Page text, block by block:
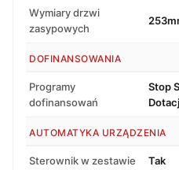
Wymiary drzwi
zasypowych
DOFINANSOWANIA
Programy
dofinansowań
Stop
AUTOMATYKA URZĄDZENIA
Sterownik w zestawie Tak